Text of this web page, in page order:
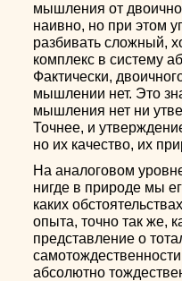
мышления от
наивно, но при этом
разбивать сложный,
комплекс в систему
Фактически,
мышлении нет. Это
мышления нет ни
Точнее, и
но их качество, их
На аналоговом
нигде в природе мы
каких
опыта, точно так же,
представление о
абсолютно